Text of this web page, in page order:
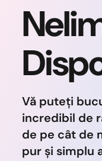
Vă puteți
incredibil de
de pe cât de
pur și simplu